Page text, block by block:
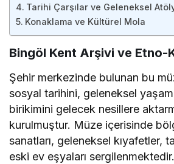
Tarihi Çarşılar ve Geleneksel
Konaklama ve Kültürel Mola
Bingöl Kent Arşivi ve Etno-
Şehir merkezinde bulunan bu
sosyal tarihini, geleneksel
birikimini gelecek nesillere
kurulmuştur. Müze içerisinde
sanatları, geleneksel kıyafetler,
eski ev eşyaları